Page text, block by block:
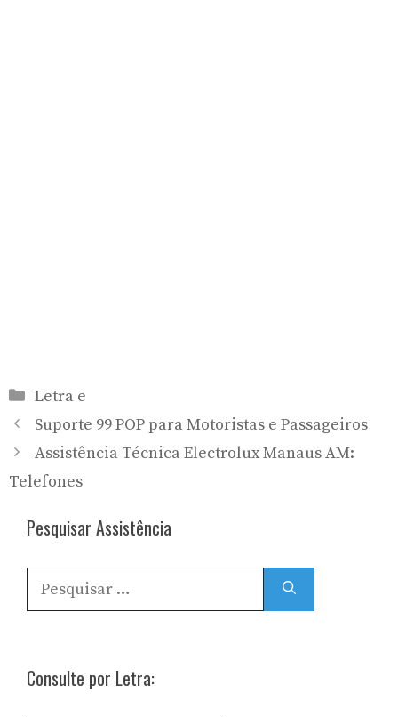
Categorias
Letra e
Suporte 99 POP para Motoristas e Passageiros
Assistência Técnica Electrolux Manaus AM:
Telefones
Pesquisar Assistência
por:
Consulte por Letra: